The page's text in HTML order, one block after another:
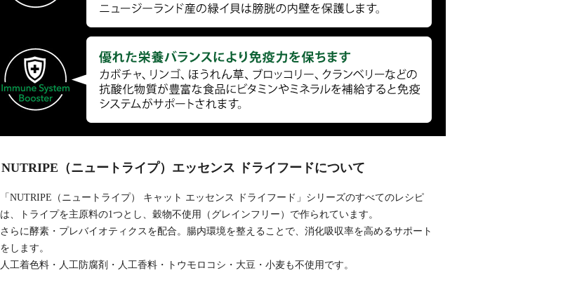
NUTRIPE（ニュートライプ）エッセンス ドライフードについて
「NUTRIPE（ニュートライプ） キャット エッセンス ドライフード」シリーズのすべてのレシピ
は、トライプを主原料の1つとし、穀物不使用（グレインフリー）で作られています。
さらに酵素・プレバイオティクスを配合。腸内環境を整えることで、消化吸収率を高めるサポート
をします。
人工着色料・人工防腐剤・人工香料・トウモロコシ・大豆・小麦も不使用です。